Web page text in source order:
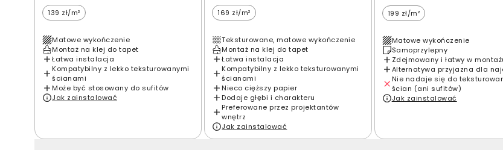
139 zł/m²
Matowe wykończenie
Montaż na klej do tapet
Łatwa instalacja
Kompatybilny z lekko teksturowanymi
ścianami
Może być stosowany do sufitów
Jak zainstalować
169 zł/m²
Teksturowane, matowe wykończenie
Montaż na klej do tapet
Łatwa instalacja
Kompatybilny z lekko teksturowanymi
ścianami
Nieco cięższy papier
Dodaje głębi i charakteru
Preferowane przez projektantów
wnętrz
Jak zainstalować
199 zł/m²
Matowe wykończenie
Samoprzylepny
Zdejmowany i łatwy w
Alternatywa przyjazna dla
Nie nadaje się do
ścian (ani sufitów)
Jak zainstalować